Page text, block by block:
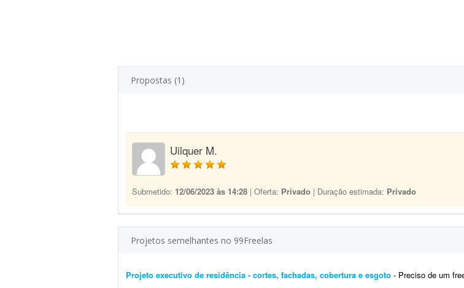
Propostas (1)
Uilquer M.
Submetido: 12/06/2023 às 14:28 | Oferta: Privado | Duração estimada: Privado
Projetos semelhantes no 99Freelas
Projeto executivo de residência - cortes, fachadas, cobertura e esgoto - Preciso de um freelancer (engenheiro